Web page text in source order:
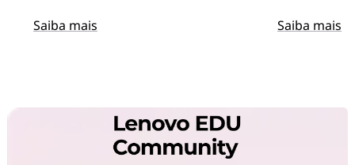
Saiba mais Saiba mais